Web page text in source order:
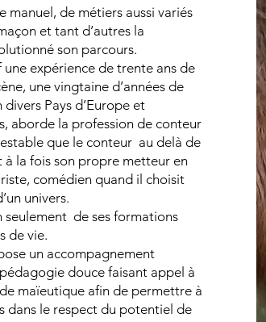
manuel, de métiers aussi variés
et tant d’autres la
son parcours.
expérience de trente ans de
une vingtaine d’années de
Pays d’Europe et
aborde la profession de conteur
que le conteur au delà de
à la fois son propre metteur en
comédien quand il choisit
univers.
de ses formations
de vie.
un accompagnement
douce faisant appel à
maïeutique afin de permettre à
dans le respect du potentiel de